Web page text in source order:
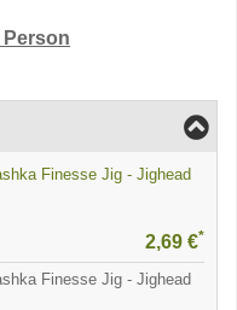
Person
Finesse Jig - Jighead
2,69 €*
Finesse Jig - Jighead